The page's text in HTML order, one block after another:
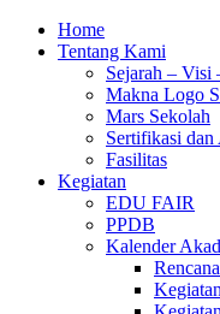
Home
Tentang Kami
Sejarah – Visi
Makna Logo
Mars Sekolah
Sertifikasi dan
Fasilitas
Kegiatan
EDU FAIR
PPDB
Kalender